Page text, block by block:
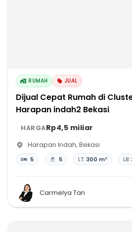
RUMAH JUAL
Dijual Cepat Rumah di
Harapan indah2 Bekasi
HARGARp4,5 miliar
Harapan Indah, Bekasi
5 5 LT: 300 m² LB:
Carmelya Tan